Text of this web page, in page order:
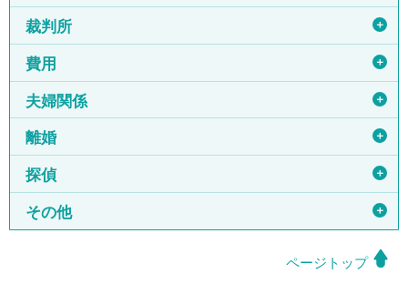
裁判所 ＋
費用 ＋
夫婦関係 ＋
離婚 ＋
探偵 ＋
その他 ＋
ページトップ